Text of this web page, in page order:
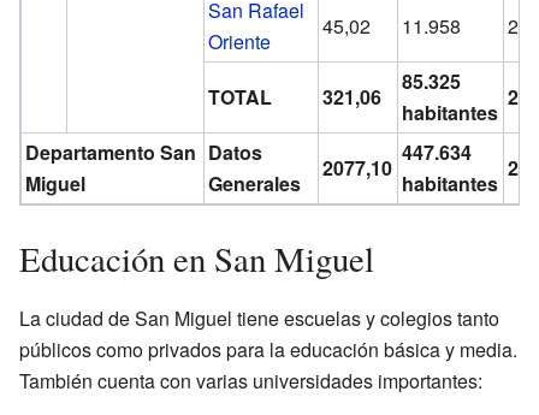
San Rafael
Oriente
45,02 11.958
TOTAL 321,06
85.325
habitantes
Departamento San
Miguel
Datos
Generales
2077,10
447.634
habitantes
Educación en San Miguel
La ciudad de San Miguel tiene escuelas y colegios tanto
públicos como privados para la educación básica y media.
También cuenta con varias universidades importantes: